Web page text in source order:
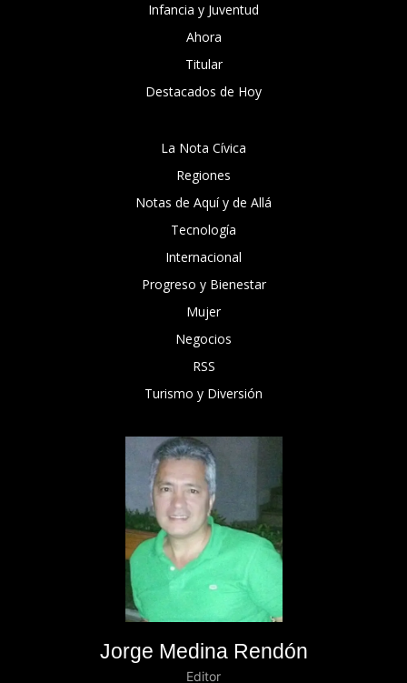
Infancia y Juventud
Ahora
Titular
Destacados de Hoy
La Nota Cívica
Regiones
Notas de Aquí y de Allá
Tecnología
Internacional
Progreso y Bienestar
Mujer
Negocios
RSS
Turismo y Diversión
Jorge Medina Rendón
Editor